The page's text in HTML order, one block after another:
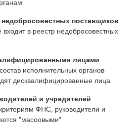
поставщиков
в реестр недобросовестных
лицами
исполнительных органов
дисквалифицированные лица
и учредителей
ФНС, руководители и
"масоовыми"